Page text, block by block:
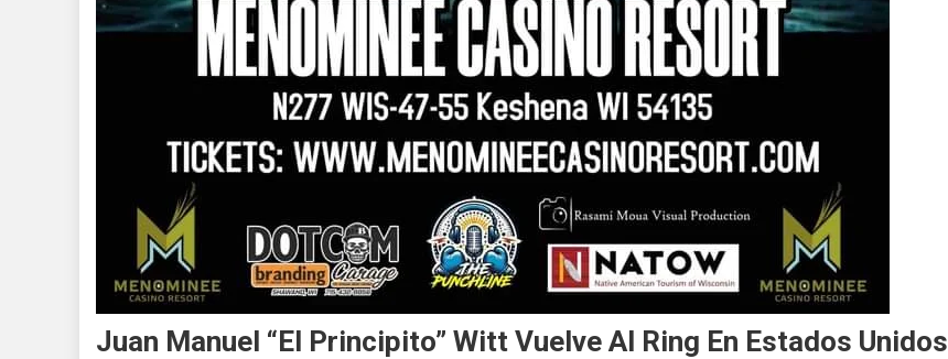
Juan Manuel “El Principito” Witt Vuelve Al Ring En Estados Unidos